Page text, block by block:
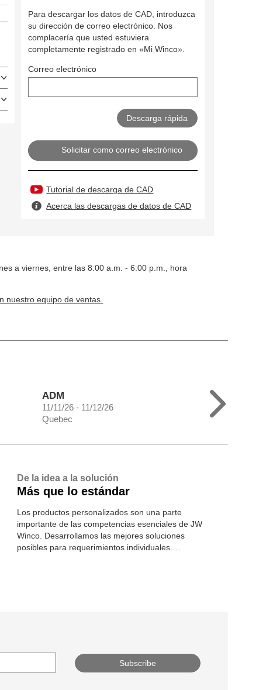
Para descargar los datos de CAD, introduzca
su dirección de correo electrónico. Nos
complacería que usted estuviera
completamente registrado en «Mi Winco».
Correo electrónico
Solicitar como correo electrónico
Tutorial de descarga de CAD
Acerca las descargas de datos de CAD
a viernes, entre las 8:00 a.m. - 6:00 p.m., hora
nuestro equipo de ventas.
ADM
11/11/26 - 11/12/26
Quebec
De la idea a la solución
Más que lo estándar
Los productos personalizados son una parte
importante de las competencias esenciales de JW
Winco. Desarrollamos las mejores soluciones
posibles para requerimientos individuales.